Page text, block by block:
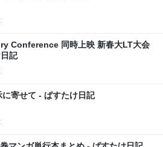
Conference 同時上映 新春大LT大会
記
寄せて - ぱすたけ日記